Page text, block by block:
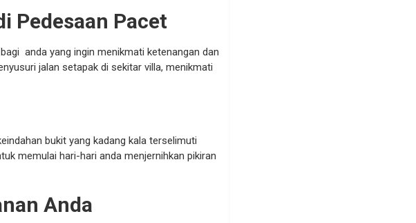
Pedesaan Pacet
anda yang ingin menikmati ketenangan dan
jalan setapak di sekitar villa, menikmati
bukit yang kadang kala terselimuti
memulai hari-hari anda menjernihkan pikiran
Anda